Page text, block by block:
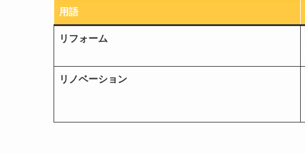
用語
リフォーム
リノベーション